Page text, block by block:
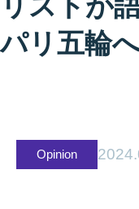
パリ五輪
Opinion